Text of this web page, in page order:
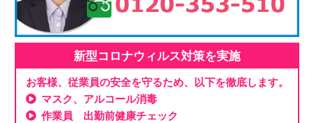
新型コロナウィルス対策を実施
お客様、従業員の安全を守るため、以下を徹底します。
マスク、アルコール消毒
作業員 出勤前健康チェック